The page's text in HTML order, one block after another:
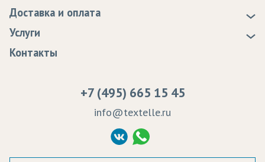
Статьи
Программа лояльности
Сертификаты качества
Судебные решения
Политика Конфиденциальности
Согласие на обработку ПД
Доставка и оплата
Доставка
Оплата
Услуги
Образцы
Контакты
+7 (495) 665 15 45
info@textelle.ru